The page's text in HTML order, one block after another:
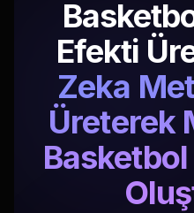
Efekti
Zeka
Üreterek
Basketbol